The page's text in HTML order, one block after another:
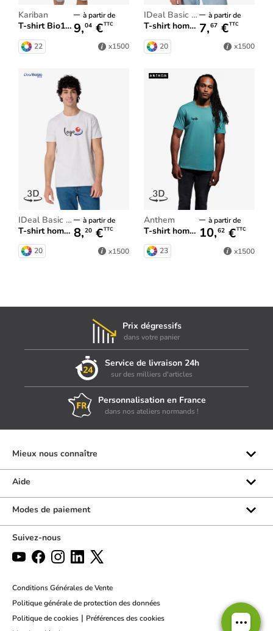
Kariban
T-shirt Bio190 IC homme
à partir de
9,04 €TTC
22 x1500
iDeal Basic Brand
T-shirt homme iDeal150
à partir de
7,67 €TTC
20 x1500
iDeal Basic Brand
T-shirt homme iDeal190
à partir de
8,20 €TTC
20 x1500
Anthem
T-shirt homme Anthem
à partir de
10,62 €TTC
23 x1500
Prix dégressifs
dans votre panier
Service de livraison 24h
sur des milliers d'articles
Personnalisation en France
dans nos ateliers normands !
Mieux nous connaître
Qui sommes-nous ?
Les marques
Aide
Rubrique d'aide
Formulaire de contact
Par chat
Politique des retours
Modes de paiement
Suivez-nous
Conditions Générales de Vente
Politique générale de protection des données
Politique de cookies | Préférences des cookies